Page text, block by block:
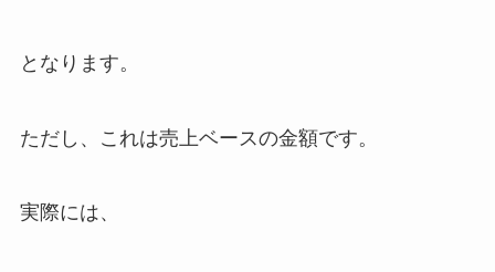
となります。
ただし、これは売上ベースの金額です。
実際には、